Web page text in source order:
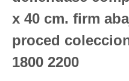
x 40 cm. firm
proced
1800 2200